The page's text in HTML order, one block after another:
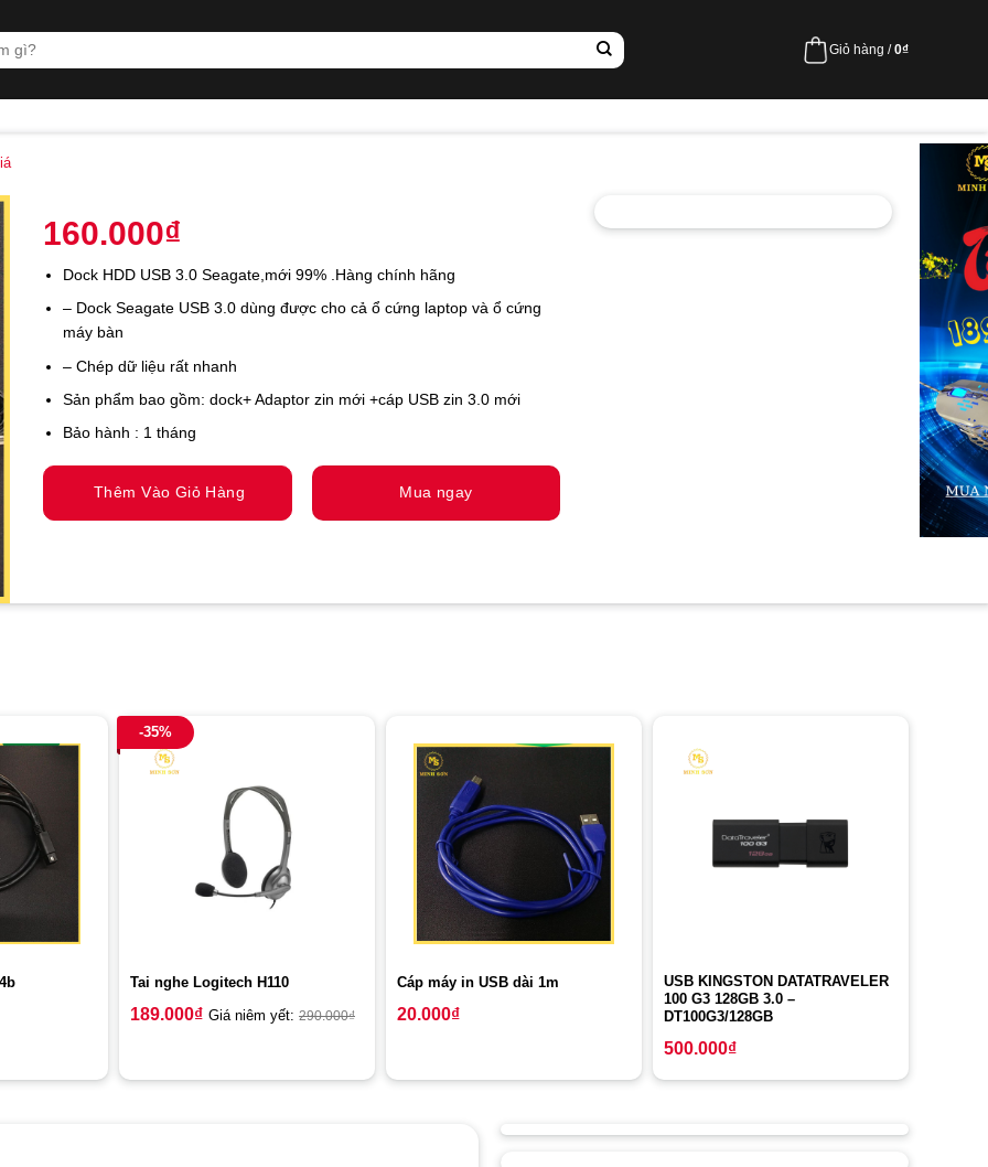
Giỏ hàng /0₫
160.000₫
Dock HDD USB 3.0 Seagate,mới 99% .Hàng chính hãng
– Dock Seagate USB 3.0 dùng được cho cả ổ cứng laptop và ổ cứng
máy bàn
– Chép dữ liệu rất nhanh
Sản phẩm bao gồm: dock+ Adaptor zin mới +cáp USB zin 3.0 mới
Bảo hành : 1 tháng
Thêm Vào Giỏ Hàng Mua ngay
-35%
Tai nghe Logitech H110
189.000₫ Giá niêm yết: 290.000₫
Cáp máy in USB dài 1m
20.000₫
USB KINGSTON DATATRAVELER
100 G3 128GB 3.0 –
DT100G3/128GB
500.000₫